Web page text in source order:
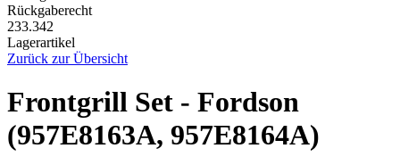
Rückgaberecht
233.342
Lagerartikel
Zurück zur Übersicht
Frontgrill Set - Fordson
(957E8163A, 957E8164A)